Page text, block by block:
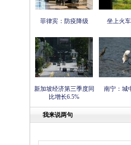
菲律宾：防疫降级 坐上火
新加坡经济第三季度同
比增长6.5%
南宁：城
我来说两句